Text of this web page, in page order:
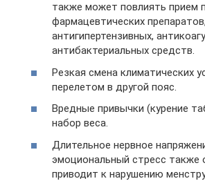
также может повлиять прием
фармацевтических
антигипертензивных,
антибактериальных средств.
Резкая смена климатических
перелетом в другой пояс.
Вредные привычки (курение
набор веса.
Длительное нервное
эмоциональный стресс также
приводит к нарушению